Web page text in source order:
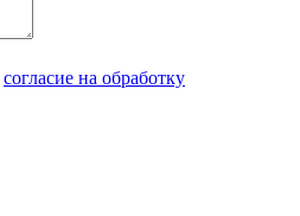
согласие на обработку